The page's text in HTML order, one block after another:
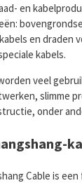
en
en draden
kabels.
veel
slimme
onder
Cable is